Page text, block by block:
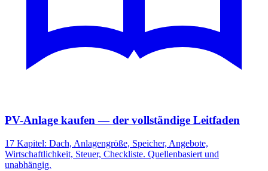
PV-Anlage kaufen — der vollständige Leitfaden
17 Kapitel: Dach, Anlagengröße, Speicher, Angebote,
Wirtschaftlichkeit, Steuer, Checkliste. Quellenbasiert und
unabhängig.